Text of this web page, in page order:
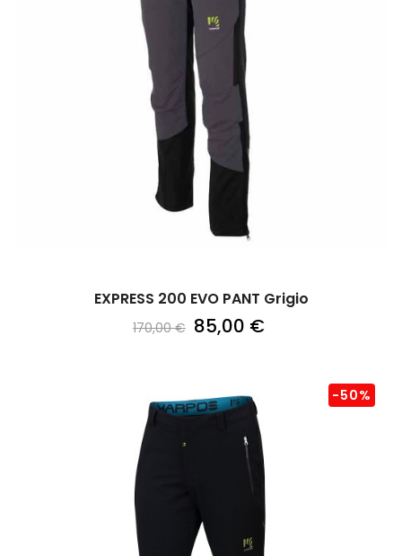
EXPRESS 200 EVO PANT Grigio
170,00 € 85,00 €
-50%